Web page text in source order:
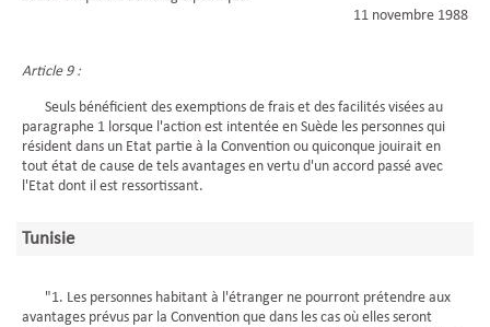
11 novembre 1988
Article 9 :
Seuls bénéficient des exemptions de frais et des facilités visées au
paragraphe 1 lorsque l'action est intentée en Suède les personnes qui
résident dans un Etat partie à la Convention ou quiconque jouirait en
tout état de cause de tels avantages en vertu d'un accord passé avec
l'Etat dont il est ressortissant.
Tunisie
"1. Les personnes habitant à l'étranger ne pourront prétendre aux
avantages prévus par la Convention que dans les cas où elles seront